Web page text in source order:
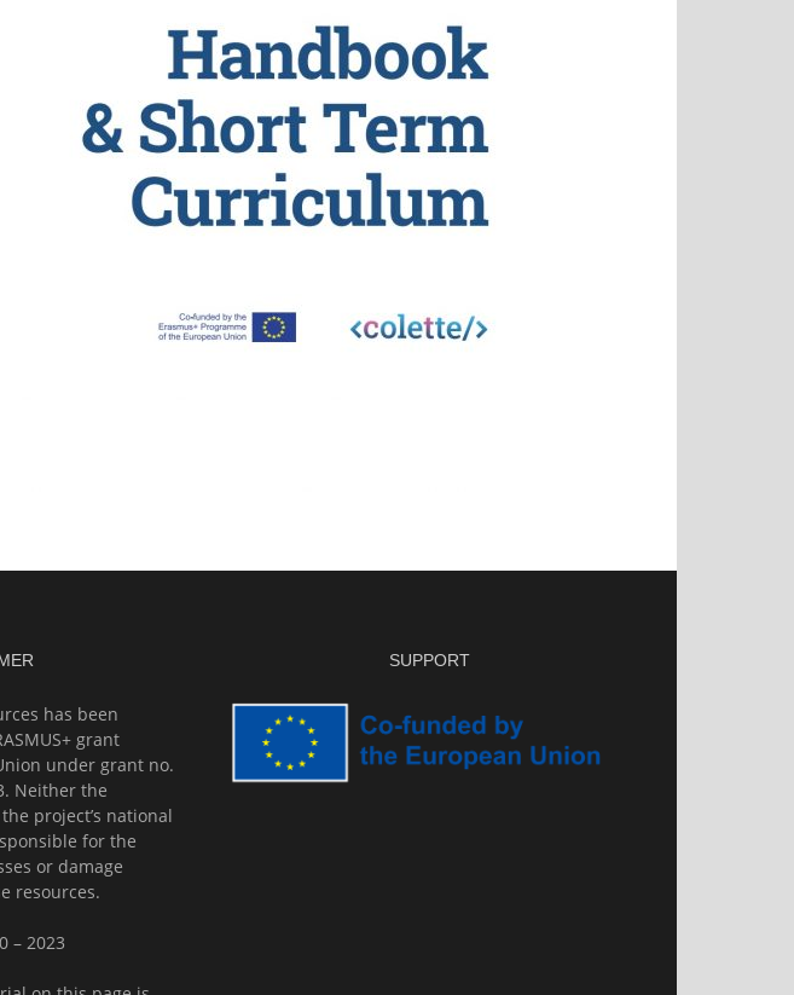
has been
grant
under grant no.
Neither the
project’s national
for the
or damage
resources.
– 2023
SUPPORT